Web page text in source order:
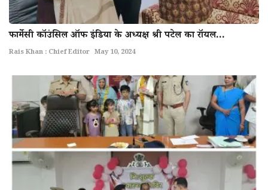
फार्मेसी कॉउंसिल ऑफ इंडिया के अध्यक्ष श्री पटेल का राॅयल...
Rais Khan : Chief Editor May 10, 2024